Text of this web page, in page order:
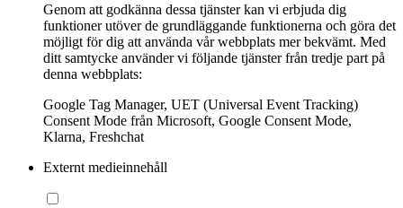
Genom att godkänna dessa tjänster kan vi erbjuda dig
funktioner utöver de grundläggande funktionerna och göra det
möjligt för dig att använda vår webbplats mer bekvämt. Med
ditt samtycke använder vi följande tjänster från tredje part på
denna webbplats:
Google Tag Manager, UET (Universal Event Tracking)
Consent Mode från Microsoft, Google Consent Mode,
Klarna, Freshchat
Externt medieinnehåll